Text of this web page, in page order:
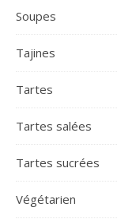
Soupes
Tajines
Tartes
Tartes salées
Tartes sucrées
Végétarien